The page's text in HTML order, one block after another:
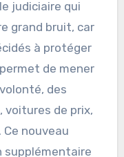
judiciaire qui
grand bruit, car
à protéger
de mener
des
voitures de prix,
Ce nouveau
supplémentaire